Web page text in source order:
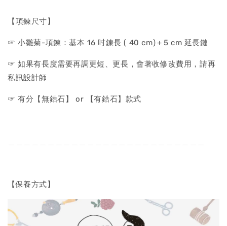
【項鍊尺寸】
☞ 小雛菊-項鍊：基本 16 吋鍊長 ( 40 cm)＋5 cm 延長鏈
☞ 如果有長度需要再調更短、更長，會著收修改費用，請再
私訊設計師
☞ 有分【無鋯石】 or 【有鋯石】款式
【保養方式】